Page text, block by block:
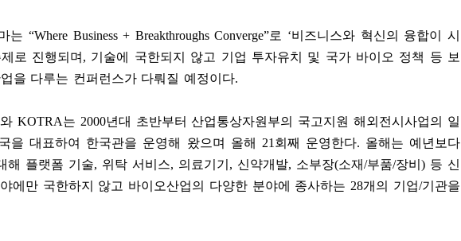
는 “Where Business + Breakthroughs Converge”로 ‘비즈니스와 혁신의 융합이 시
로 진행되며 , 기술에 국한되지 않고 기업 투자유치 및 국가 바이오 정책 등 보
을 다루는 컨퍼런스가 다뤄질 예정이다.
KOTRA는 2000년대 초반부터 산업통상자원부의 국고지원 해외전시사업의 일
을 대표하여 한국관을 운영해 왔으며 올해 21 회째 운영한다. 올해는 예년보다
해 플랫폼 기술, 위탁 서비스, 의료기기 , 신약개발, 소부장(소재/부품/장비 ) 등 신
에만 국한하지 않고 바이오산업의 다양한 분야에 종사하는 28개의 기업/기관을